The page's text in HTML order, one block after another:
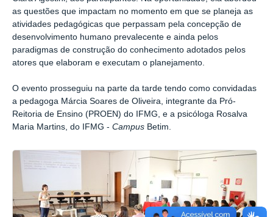
as questões que impactam no momento em que se planeja as
atividades pedagógicas que perpassam pela concepção de
desenvolvimento humano prevalecente e ainda pelos
paradigmas de construção do conhecimento adotados pelos
atores que elaboram e executam o planejamento.
O evento prosseguiu na parte da tarde tendo como convidadas
a pedagoga Márcia Soares de Oliveira, integrante da Pró-
Reitoria de Ensino (PROEN) do IFMG, e a psicóloga Rosalva
Maria Martins, do IFMG - Campus Betim.